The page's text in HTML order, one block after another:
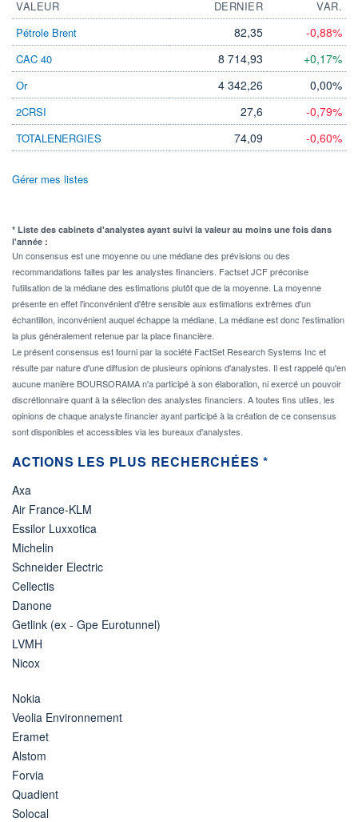
VALEUR DERNIER
VAR.
Pétrole Brent
82,35 -0,88%
CAC 40 8 714,93 +0,17%
Or 4 342,26 0,00%
2CRSI 27,6 -0,79%
TOTALENERGIES 74,09 -0,60%
Gérer mes listes
* Liste des cabinets d'analystes ayant suivi la valeur au moins une fois dans
l'année :
Un consensus est une moyenne ou une médiane des prévisions ou des
recommandations faites par les analystes financiers. Factset JCF préconise
l'utilisation de la médiane des estimations plutôt que de la moyenne. La moyenne
présente en effet l'inconvénient d'être sensible aux estimations extrêmes d'un
échantillon, inconvénient auquel échappe la médiane. La médiane est donc l'estimation
la plus généralement retenue par la place financière.
Le présent consensus est fourni par la société FactSet Research Systems Inc et
résulte par nature d'une diffusion de plusieurs opinions d'analystes. Il est rappelé qu'en
aucune manière BOURSORAMA n'a participé à son élaboration, ni exercé un pouvoir
discrétionnaire quant à la sélection des analystes financiers. A toutes fins utiles, les
opinions de chaque analyste financier ayant participé à la création de ce consensus
sont disponibles et accessibles via les bureaux d'analystes.
ACTIONS LES PLUS RECHERCHÉES *
Axa
Air France-KLM
Essilor Luxxotica
Michelin
Schneider Electric
Cellectis
Danone
Getlink (ex - Gpe Eurotunnel)
LVMH
Nicox
Nokia
Veolia Environnement
Eramet
Alstom
Forvia
Quadient
Solocal